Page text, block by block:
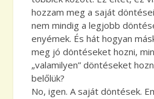
hozzam meg a saját
nem mindig a legjobb
enyémek. És hát hogyan
meg jó döntéseket hozni,
„valamilyen” döntéseket
belőlük?
No, igen. A saját döntések.